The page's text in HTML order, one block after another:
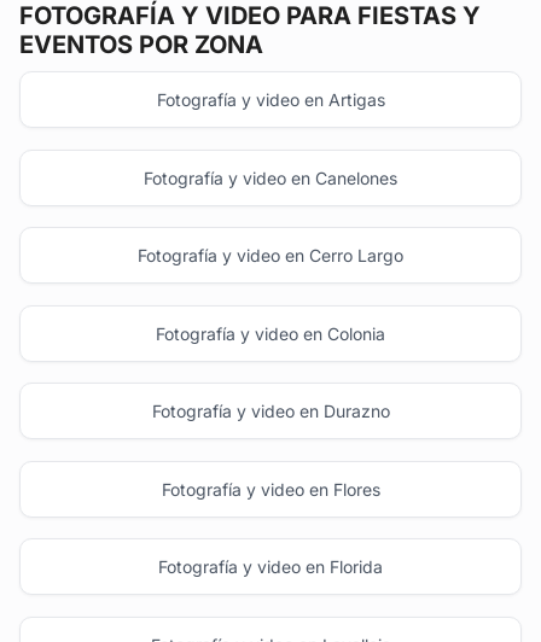
FOTOGRAFÍA Y VIDEO PARA FIESTAS Y
EVENTOS POR ZONA
Fotografía y video en Artigas
Fotografía y video en Canelones
Fotografía y video en Cerro Largo
Fotografía y video en Colonia
Fotografía y video en Durazno
Fotografía y video en Flores
Fotografía y video en Florida